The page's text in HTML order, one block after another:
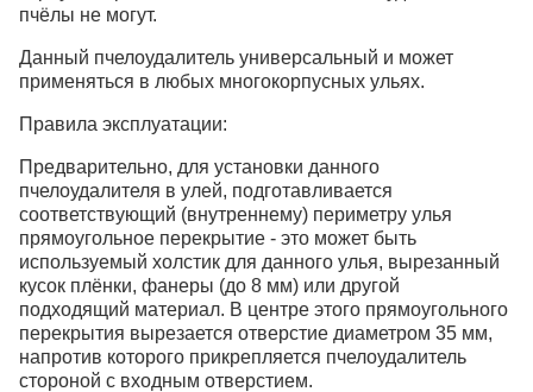
пчёлы не могут.
Данный пчелоудалитель универсальный и может
применяться в любых многокорпусных ульях.
Правила эксплуатации:
Предварительно, для установки данного
пчелоудалителя в улей, подготавливается
соответствующий (внутреннему) периметру улья
прямоугольное перекрытие - это может быть
используемый холстик для данного улья, вырезанный
кусок плёнки, фанеры (до 8 мм) или другой
подходящий материал. В центре этого прямоугольного
перекрытия вырезается отверстие диаметром 35 мм,
напротив которого прикрепляется пчелоудалитель
стороной с входным отверстием.